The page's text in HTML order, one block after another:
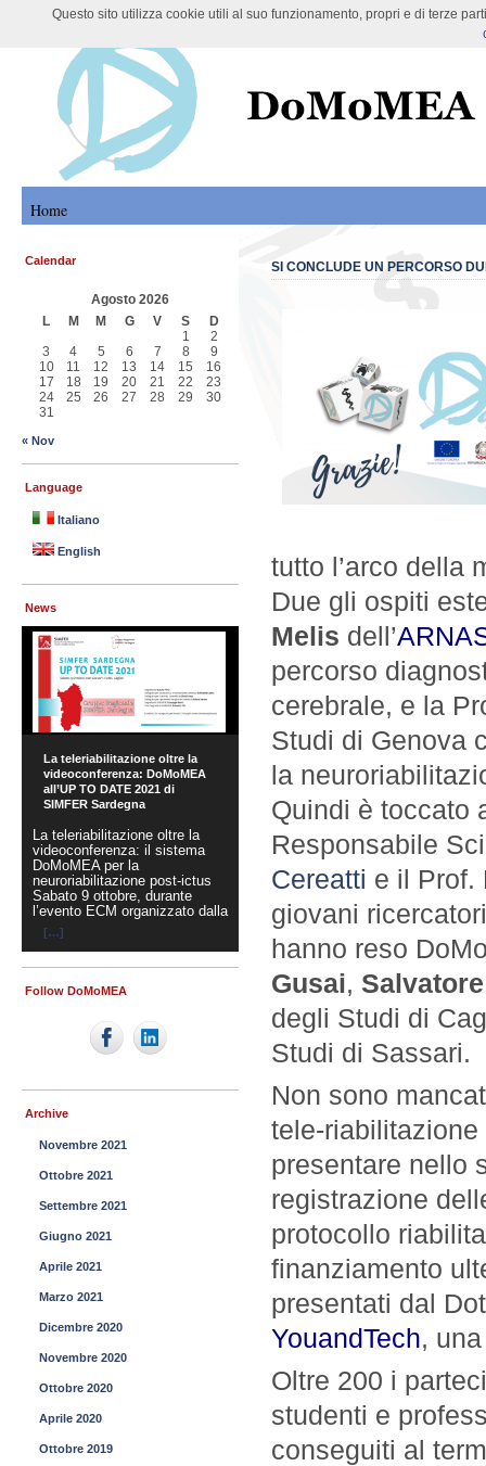
DoMoMEA Project
Home
SI CONCLUDE UN PERCORSO
tutto l’arco della
Due gli ospiti
Melis dell’
percorso
cerebrale, e la
Studi di Genova
la
Quindi è toccato
Responsabile
Cereatti e il Prof.
giovani
hanno reso
Gusai,
degli Studi di
Studi di Sassari.
Non sono
tele-
presentare nello
registrazione
protocollo
finanziamento
presentati dal
YouandTech,
Oltre 200 i
studenti e
conseguiti al
Calendar
Agosto 2026
L
M M G V S
D
1
2
3
4 5 6 7 8
9
10
11 12 13 14 15
16
17
18 19 20 21 22
23
24
25 26 27 28 29
30
31
« Nov
Language
Italiano
English
News
La teleriabilitazione oltre la
videoconferenza: DoMoMEA
all’UP TO DATE 2021 di
SIMFER Sardegna
La teleriabilitazione oltre la
videoconferenza: il sistema
DoMoMEA per la
neuroriabilitazione post-ictus
Sabato 9 ottobre, durante
l’evento ECM organizzato dalla
[…]
Follow DoMoMEA
Archive
Novembre 2021
Ottobre 2021
Settembre 2021
Giugno 2021
Aprile 2021
Marzo 2021
Dicembre 2020
Novembre 2020
Ottobre 2020
Aprile 2020
Ottobre 2019
Questo sito utilizza cookie utili al suo funzionamento, propri e di terze